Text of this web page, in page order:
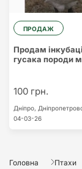
ПРОДАЖ
Продам
гусака породи
100 грн.
Дніпро,
04-03-26
Головна Птахи